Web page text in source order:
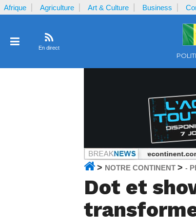
Afrique Agriculture Art & Culture Business
En direct
reçu par la plaignante ? Notrecontinent.com :
> NOTRE CONTINENT > -
Dot et